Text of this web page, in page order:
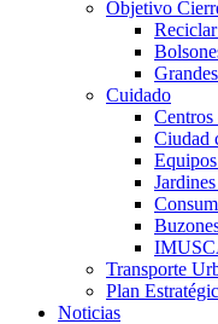
Objetivo
Cuidado
Centros
Ciudad
Transporte
Plan
Noticias